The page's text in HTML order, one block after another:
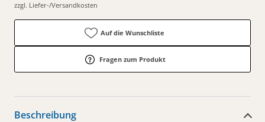
zzgl. Liefer-/Versandkosten
Auf die Wunschliste
Fragen zum Produkt
Beschreibung